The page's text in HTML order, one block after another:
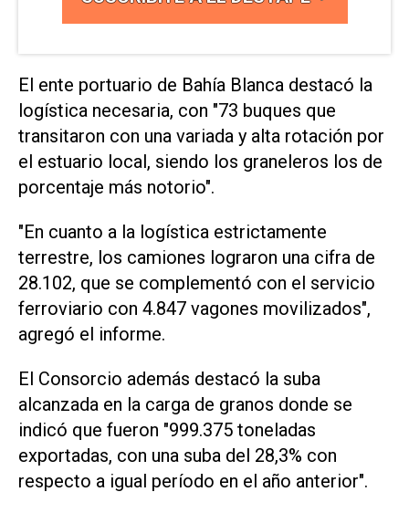
El ente portuario de Bahía Blanca destacó la
logística necesaria, con "73 buques que
transitaron con una variada y alta rotación por
el estuario local, siendo los graneleros los de
porcentaje más notorio".
"En cuanto a la logística estrictamente
terrestre, los camiones lograron una cifra de
28.102, que se complementó con el servicio
ferroviario con 4.847 vagones movilizados",
agregó el informe.
El Consorcio además destacó la suba
alcanzada en la carga de granos donde se
indicó que fueron "999.375 toneladas
exportadas, con una suba del 28,3% con
respecto a igual período en el año anterior".